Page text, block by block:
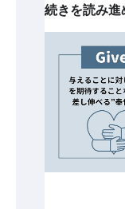
続きを読み進